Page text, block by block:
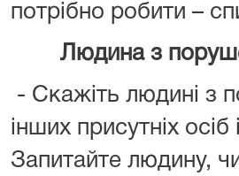
потрібно робити –
Людина з
- Скажіть людині з
інших присутніх
Запитайте людину,